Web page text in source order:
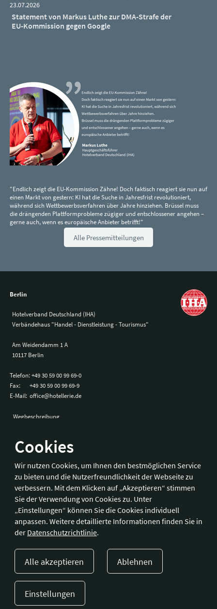
Cookies
Wir nutzen Cookies, um Ihnen den bestmöglichen Service
zu bieten und die Nutzerfreundlichkeit der Webseite zu
verbessern. Mit dem Klicken auf „Akzeptieren“ stimmen
Sie der Verwendung von Cookies zu. Unter
„Einstellungen“ können Sie die Cookies individuell
anpassen. Weitere detaillierte Informationen finden Sie in
der Datenschutzrichtlinie.
Alle akzeptieren Ablehnen
Einstellungen
23.07.2026
Statement von Markus Luthe zur DMA-Strafe der
EU-Kommission gegen Google
"Endlich zeigt die EU-Kommission Zähne! Doch faktisch reagiert sie nun auf
einen Markt von gestern: KI hat die Suche in Jahresfrist revolutioniert,
während sich Wettbewerbsverfahren über Jahre hinziehen. Brüssel muss
die drängenden Plattformprobleme zügiger und entschlossener angehen –
gerne auch, wenn es europäische Anbieter betrifft!"
Alle Pressemitteilungen
Berlin
Hotelverband Deutschland (IHA)
Verbändehaus "Handel - Dienstleistung - Tourismus"
Am Weidendamm 1 A
10117 Berlin
Telefon:+49 30 59 00 99 69-0
Fax:
+49 30 59 00 99 69-9
E-Mail: office@hotellerie.de
Wegbeschreibung
Hotelverband Deutschland (IHA) / IHA-Service GmbH
Kronprinzenstraße 37
53173 Bonn
Telefon:
Fax:
+49 228 92 39 29-9
E-Mail:bonn@hotellerie.de
Wegbeschreibung
Presse Kontakt
Cookie-Einstellungen